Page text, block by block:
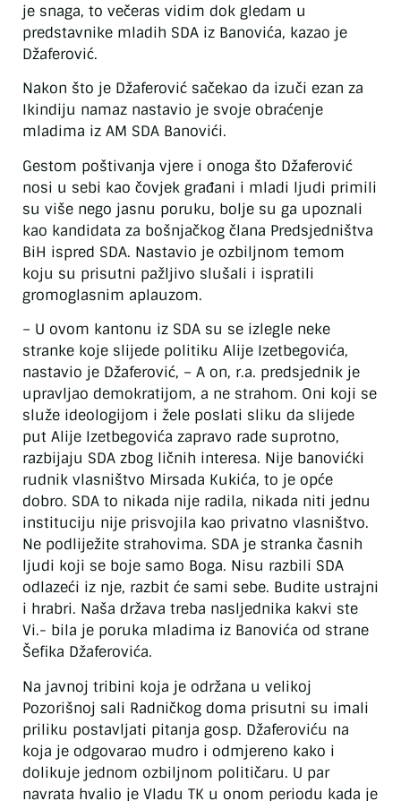
je snaga, to večeras vidim dok gledam u
predstavnike mladih SDA iz Banovića, kazao je
Džaferović.
Nakon što je Džaferović sačekao da izuči ezan za
Ikindiju namaz nastavio je svoje obraćenje
mladima iz AM SDA Banovići.
Gestom poštivanja vjere i onoga što Džaferović
nosi u sebi kao čovjek građani i mladi ljudi primili
su više nego jasnu poruku, bolje su ga upoznali
kao kandidata za bošnjačkog člana Predsjedništva
BiH ispred SDA. Nastavio je ozbiljnom temom
koju su prisutni pažljivo slušali i ispratili
gromoglasnim aplauzom.
– U ovom kantonu iz SDA su se izlegle neke
stranke koje slijede politiku Alije Izetbegovića,
nastavio je Džaferović, – A on, r.a. predsjednik je
upravljao demokratijom, a ne strahom. Oni koji se
služe ideologijom i žele poslati sliku da slijede
put Alije Izetbegovića zapravo rade suprotno,
razbijaju SDA zbog ličnih interesa. Nije banovićki
rudnik vlasništvo Mirsada Kukića, to je opće
dobro. SDA to nikada nije radila, nikada niti jednu
instituciju nije prisvojila kao privatno vlasništvo.
Ne podliježite strahovima. SDA je stranka časnih
ljudi koji se boje samo Boga. Nisu razbili SDA
odlazeći iz nje, razbit će sami sebe. Budite ustrajni
i hrabri. Naša država treba nasljednika kakvi ste
Vi.- bila je poruka mladima iz Banovića od strane
Šefika Džaferovića.
Na javnoj tribini koja je održana u velikoj
Pozorišnoj sali Radničkog doma prisutni su imali
priliku postavljati pitanja gosp. Džaferoviću na
koja je odgovarao mudro i odmjereno kako i
dolikuje jednom ozbiljnom političaru. U par
navrata hvalio je Vladu TK u onom periodu kada je